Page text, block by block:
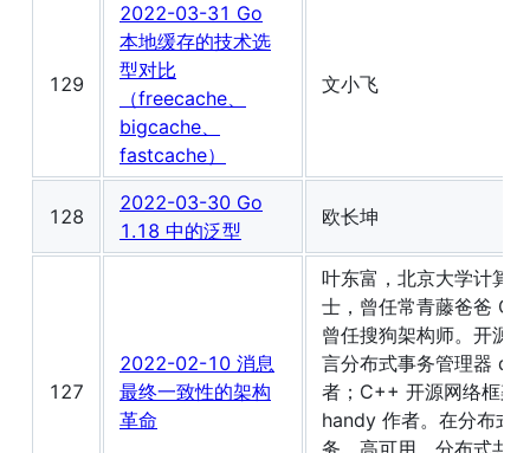
129
2022-03-31 Go
本地缓存的技术选
型对比
（freecache、
bigcache、
fastcache）
文小飞
128
2022-03-30 Go
1.18 中的泛型
欧长坤
127
2022-02-10 消息
最终一致性的架构
革命
叶东富，北京大学计算
士，曾任常青藤爸爸
曾任搜狗架构师。开源
言分布式事务管理器
者；C++ 开源网络框架
handy 作者。在分布式